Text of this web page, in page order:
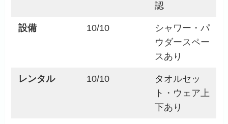
認
設備 10/10
シャワー・パ
ウダースペー
スあり
レンタル 10/10
タオルセッ
ト・ウェア上
下あり